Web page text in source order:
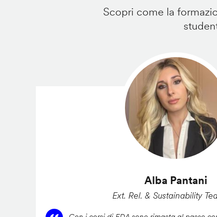
Scopri come la
Alba Pantani
Ext. Rel. & Sustainability